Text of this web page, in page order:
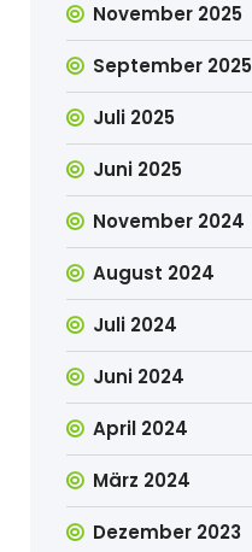
November 2025
September 2025
Juli 2025
Juni 2025
November 2024
August 2024
Juli 2024
Juni 2024
April 2024
März 2024
Dezember 2023